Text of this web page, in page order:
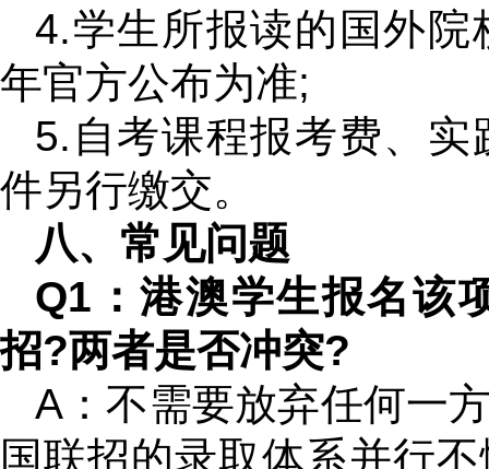
4.学生所报读的国外
年官方公布为准;
5.自考课程报考费、
件另行缴交。
八、常见问题
Q1：港澳学生报名该
招?两者是否冲突?
A：不需要放弃任何一
国联招的录取体系并行